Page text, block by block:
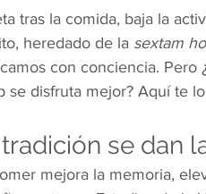
tras la comida, baja la
heredado de la sextam
con conciencia. Pero
disfruta mejor? Aquí te
se dan
mejora la memoria,